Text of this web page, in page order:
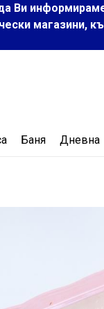
Ви
магазини,
Баня Дневна